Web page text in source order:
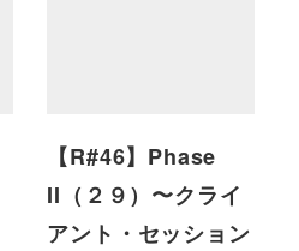
【R#46】Phase
II（２９）〜クライ
アント・セッション